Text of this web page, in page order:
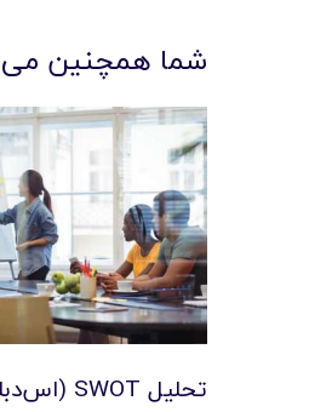
شما همچنین می
تحليل SWOT (اس‌دبليواوتي)